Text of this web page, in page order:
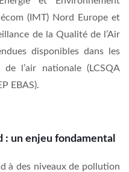
(IMT) Nord Europe et
de la Qualité de l’Air
disponibles dans les
l’air nationale (LCSQA
EBAS).
: un enjeu fondamental
à des niveaux de pollution